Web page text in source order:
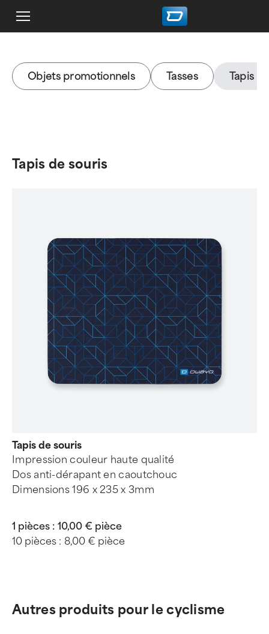
Objets promotionnels Tasses Tapis
Tapis de souris
Tapis de souris
Impression couleur haute qualité
Dos anti-dérapant en caoutchouc
Dimensions 196 x 235 x 3mm
1 pièces : 10,00 € pièce
10 pièces : 8,00 € pièce
Autres produits pour le cyclisme